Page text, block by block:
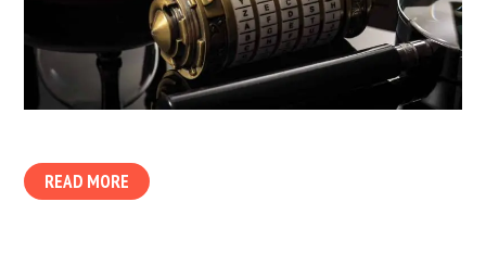
READ MORE